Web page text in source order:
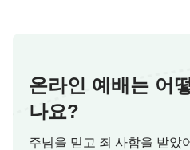
온라인 예배는 어
나요?
주님을 믿고 죄 사함을 받았